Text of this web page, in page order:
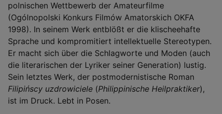
polnischen Wettbewerb der Amateurfilme
(Ogólnopolski Konkurs Filmów Amatorskich OKFA
1998). In seinem Werk entblößt er die klischeehafte
Sprache und kompromitiert intellektuelle Stereotypen.
Er macht sich über die Schlagworte und Moden (auch
die literarischen der Lyriker seiner Generation) lustig.
Sein letztes Werk, der postmodernistische Roman
Filipińscy uzdrowiciele (Philippinische Heilpraktiker),
ist im Druck. Lebt in Posen.